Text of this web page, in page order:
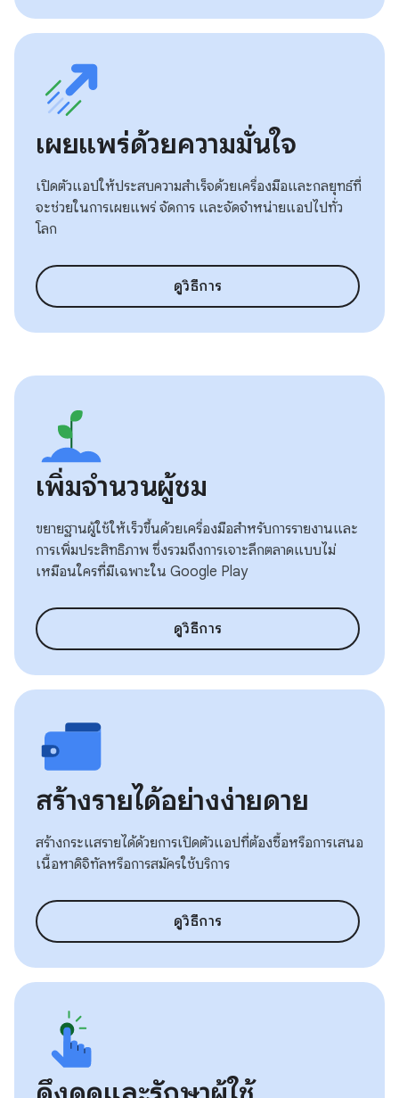
เผยแพร่ด้วยความมั่นใจ
เปิดตัวแอปให้ประสบความสำเร็จด้วยเครื่องมือและกลยุทธ์ที่
จะช่วยในการเผยแพร่ จัดการ และจัดจำหน่ายแอปไปทั่ว
โลก
ดูวิธีการ
เพิ่มจำนวนผู้ชม
ขยายฐานผู้ใช้ให้เร็วขึ้นด้วยเครื่องมือสำหรับการรายงานและ
การเพิ่มประสิทธิภาพ ซึ่งรวมถึงการเจาะลึกตลาดแบบไม่
เหมือนใครที่มีเฉพาะใน Google Play
ดูวิธีการ
สร้างรายได้อย่างง่ายดาย
สร้างกระแสรายได้ด้วยการเปิดตัวแอปที่ต้องซื้อหรือการเสนอ
เนื้อหาดิจิทัลหรือการสมัครใช้บริการ
ดูวิธีการ